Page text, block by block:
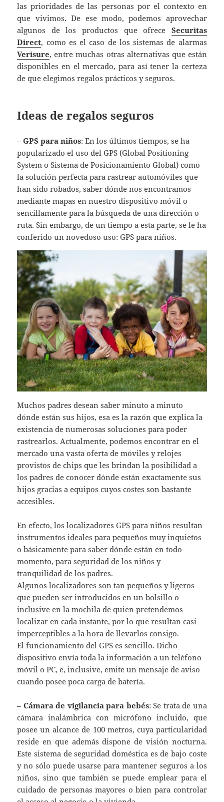
las prioridades de las personas por el contexto en
que vivimos. De ese modo, podemos aprovechar
algunos de los productos que ofrece Securitas
Direct, como es el caso de los sistemas de alarmas
Verisure, entre muchas otras alternativas que están
disponibles en el mercado, para así tener la certeza
de que elegimos regalos prácticos y seguros.
Ideas de regalos seguros
–GPS para niños: En los últimos tiempos, se ha
popularizado el uso del GPS (Global Positioning
System o Sistema de Posicionamiento Global) como
la solución perfecta para rastrear automóviles que
han sido robados, saber dónde nos encontramos
mediante mapas en nuestro dispositivo móvil o
sencillamente para la búsqueda de una dirección o
ruta. Sin embargo, de un tiempo a esta parte, se le ha
conferido un novedoso uso: GPS para niños.
Muchos padres desean saber minuto a minuto
dónde están sus hijos, esa es la razón que explica la
existencia de numerosas soluciones para poder
rastrearlos. Actualmente, podemos encontrar en el
mercado una vasta oferta de móviles y relojes
provistos de chips que les brindan la posibilidad a
los padres de conocer dónde están exactamente sus
hijos gracias a equipos cuyos costes son bastante
accesibles.
En efecto, los localizadores GPS para niños resultan
instrumentos ideales para pequeños muy inquietos
o básicamente para saber dónde están en todo
momento, para seguridad de los niños y
tranquilidad de los padres.
Algunos localizadores son tan pequeños y ligeros
que pueden ser introducidos en un bolsillo o
inclusive en la mochila de quien pretendemos
localizar en cada instante, por lo que resultan casi
imperceptibles a la hora de llevarlos consigo.
El funcionamiento del GPS es sencillo. Dicho
dispositivo envía toda la información a un teléfono
móvil o PC, e, inclusive, emite un mensaje de aviso
cuando posee poca carga de batería.
– Cámara de vigilancia para bebés: Se trata de una
cámara inalámbrica con micrófono incluido, que
posee un alcance de 100 metros, cuya particularidad
reside en que además dispone de visión nocturna.
Este sistema de seguridad doméstica es de bajo coste
y no sólo puede usarse para mantener seguros a los
niños, sino que también se puede emplear para el
cuidado de personas mayores o bien para controlar